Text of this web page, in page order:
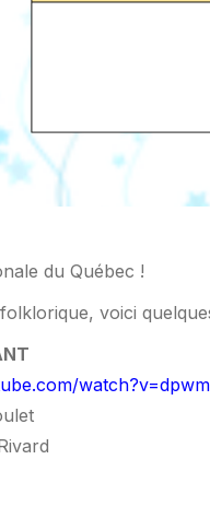
du Québec !
voici